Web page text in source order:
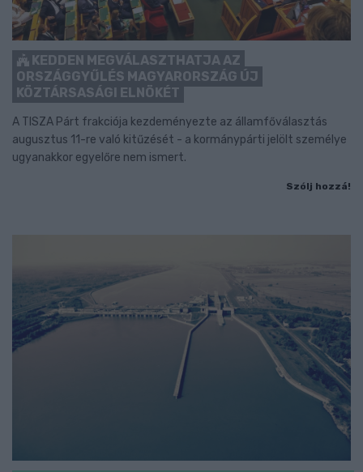
KEDDEN MEGVÁLASZTHATJA AZ
ORSZÁGGYŰLÉS MAGYARORSZÁG ÚJ
KÖZTÁRSASÁGI ELNÖKÉT
A TISZA Párt frakciója kezdeményezte az államfőválasztás
augusztus 11-re való kitűzését - a kormánypárti jelölt személye
ugyanakkor egyelőre nem ismert.
Szólj hozzá!